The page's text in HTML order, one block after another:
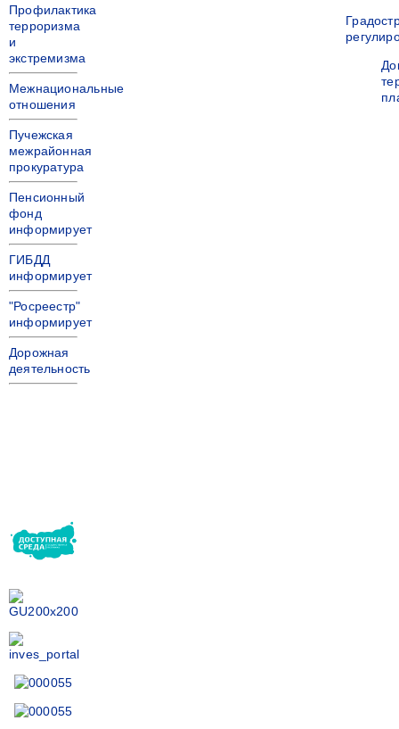
Профилактика
терроризма
и
экстремизма
Межнациональные
отношения
Пучежская
межрайонная
прокуратура
Пенсионный
фонд
информирует
ГИБДД
информирует
"Росреестр"
информирует
Дорожная
деятельность